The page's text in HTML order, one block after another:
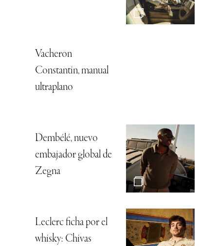
Vacheron
Constantin, manual
ultraplano
Dembélé, nuevo
embajador global de
Zegna
Leclerc ficha por el
whisky: Chivas